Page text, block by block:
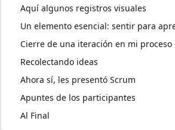
Aquí algunos registros visuales
Un elemento esencial: sentir para
Cierre de una iteración en mi
Recolectando ideas
Ahora sí, les presentó Scrum
Apuntes de los participantes
Al Final